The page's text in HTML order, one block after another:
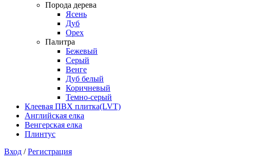
Порода дерева
Ясень
Дуб
Орех
Палитра
Бежевый
Серый
Венге
Дуб белый
Коричневый
Темно-серый
Клеевая ПВХ плитка(LVT)
Английская елка
Венгерская елка
Плинтус
Вход /Регистрация